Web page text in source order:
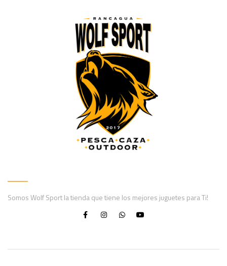
Somos Wolf Sport la tienda que tiene los mejores juguetes para Ti!